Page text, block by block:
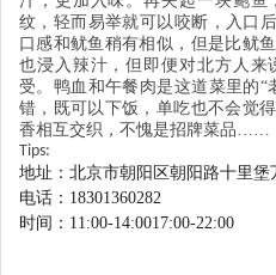
纹，轻而易举就可以咬断，入口
口感和鱿鱼稍有相似，但是比鱿
也浸入辣汁，但即便对北方人
受。鸭血和午餐肉是这道菜里的“
错，既可以下饭，单吃也不会觉
香相互交织，不愧是招牌菜品
Tips:
地址：北京市朝阳区朝阳路十里堡
电话： 18301360282
时间： 11:00-14:0017:00-22:00